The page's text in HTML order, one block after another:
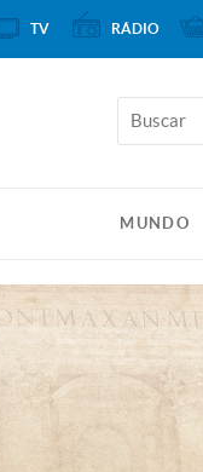
MUNDO
TV RÁDIO